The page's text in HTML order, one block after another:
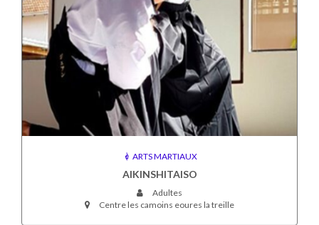
ARTS MARTIAUX
AIKINSHITAISO
Adultes
Centre les camoins eoures la treille